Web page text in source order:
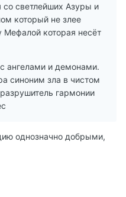
со светлейших Азуры и
который не злее
которая несёт
ангелами и демонами.
синоним зла в чистом
гармонии
однозначно добрыми,